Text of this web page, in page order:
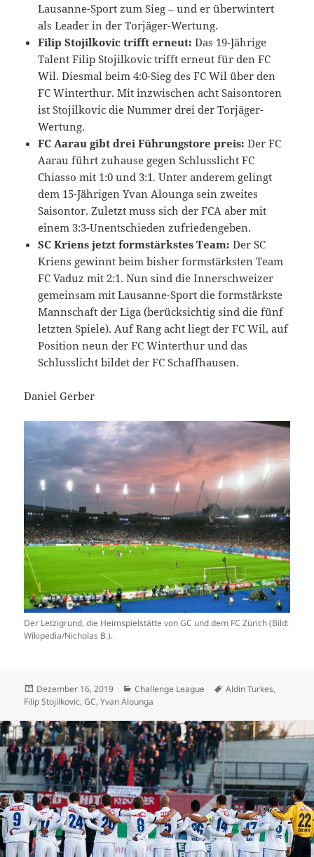
Lausanne-Sport zum Sieg – und er überwintert
als Leader in der Torjäger-Wertung.
Filip Stojilkovic trifft erneut: Das 19-Jährige
Talent Filip Stojilkovic trifft erneut für den FC
Wil. Diesmal beim 4:0-Sieg des FC Wil über den
FC Winterthur. Mit inzwischen acht Saisontoren
ist Stojilkovic die Nummer drei der Torjäger-
Wertung.
FC Aarau gibt drei Führungstore preis: Der FC
Aarau führt zuhause gegen Schlusslicht FC
Chiasso mit 1:0 und 3:1. Unter anderem gelingt
dem 15-Jährigen Yvan Alounga sein zweites
Saisontor. Zuletzt muss sich der FCA aber mit
einem 3:3-Unentschieden zufriedengeben.
SC Kriens jetzt formstärkstes Team: Der SC
Kriens gewinnt beim bisher formstärksten Team
FC Vaduz mit 2:1. Nun sind die Innerschweizer
gemeinsam mit Lausanne-Sport die formstärkste
Mannschaft der Liga (berücksichtig sind die fünf
letzten Spiele). Auf Rang acht liegt der FC Wil, auf
Position neun der FC Winterthur und das
Schlusslicht bildet der FC Schaffhausen.
Daniel Gerber
Der Letzigrund, die Heimspielstätte von GC und dem FC Zürich (Bild:
Wikipedia/Nicholas B.).
Veröffentlicht
am
Dezember 16, 2019 Kategorien
Challenge League Schlagwörter
Aldin Turkes,
Filip Stojilkovic,GC,Yvan Alounga